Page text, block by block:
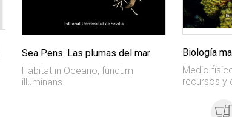
Sea Pens. Las plumas del mar
Habitat in Oceano, fundum
illuminans.
Biología
Medio
recursos y